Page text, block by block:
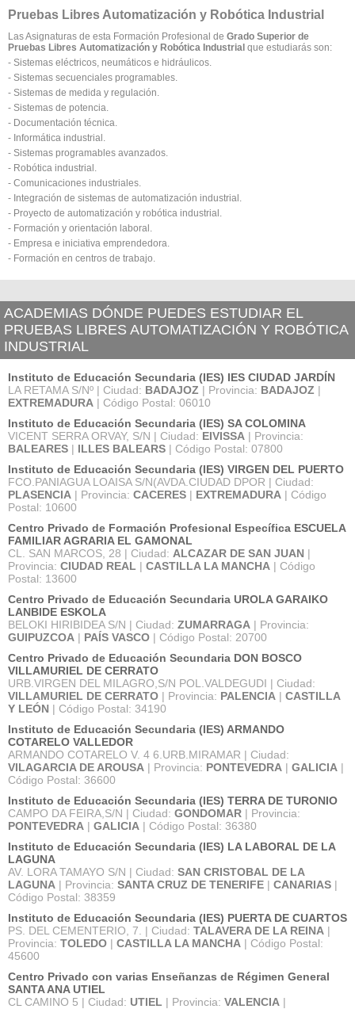
Pruebas Libres Automatización y Robótica Industrial
Las Asignaturas de esta Formación Profesional de Grado Superior de
Pruebas Libres Automatización y Robótica Industrial que estudiarás son:
- Sistemas eléctricos, neumáticos e hidráulicos.
- Sistemas secuenciales programables.
- Sistemas de medida y regulación.
- Sistemas de potencia.
- Documentación técnica.
- Informática industrial.
- Sistemas programables avanzados.
- Robótica industrial.
- Comunicaciones industriales.
- Integración de sistemas de automatización industrial.
- Proyecto de automatización y robótica industrial.
- Formación y orientación laboral.
- Empresa e iniciativa emprendedora.
- Formación en centros de trabajo.
ACADEMIAS DÓNDE PUEDES ESTUDIAR EL
PRUEBAS LIBRES AUTOMATIZACIÓN Y ROBÓTICA
INDUSTRIAL
Instituto de Educación Secundaria (IES) IES CIUDAD JARDÍN
LA RETAMA S/Nº | Ciudad: BADAJOZ | Provincia: BADAJOZ |
EXTREMADURA | Código Postal: 06010
Instituto de Educación Secundaria (IES) SA COLOMINA
VICENT SERRA ORVAY, S/N | Ciudad: EIVISSA | Provincia:
BALEARES | ILLES BALEARS | Código Postal: 07800
Instituto de Educación Secundaria (IES) VIRGEN DEL PUERTO
FCO.PANIAGUA LOAISA S/N(AVDA.CIUDAD DPOR | Ciudad:
PLASENCIA | Provincia: CACERES | EXTREMADURA | Código
Postal: 10600
Centro Privado de Formación Profesional Específica ESCUELA
FAMILIAR AGRARIA EL GAMONAL
CL. SAN MARCOS, 28 | Ciudad: ALCAZAR DE SAN JUAN |
Provincia: CIUDAD REAL | CASTILLA LA MANCHA | Código
Postal: 13600
Centro Privado de Educación Secundaria UROLA GARAIKO
LANBIDE ESKOLA
BELOKI HIRIBIDEA S/N | Ciudad: ZUMARRAGA | Provincia:
GUIPUZCOA | PAÍS VASCO | Código Postal: 20700
Centro Privado de Educación Secundaria DON BOSCO
VILLAMURIEL DE CERRATO
URB.VIRGEN DEL MILAGRO,S/N POL.VALDEGUDI | Ciudad:
VILLAMURIEL DE CERRATO | Provincia: PALENCIA | CASTILLA
Y LEÓN | Código Postal: 34190
Instituto de Educación Secundaria (IES) ARMANDO
COTARELO VALLEDOR
ARMANDO COTARELO V. 4 6.URB.MIRAMAR | Ciudad:
VILAGARCIA DE AROUSA | Provincia: PONTEVEDRA | GALICIA |
Código Postal: 36600
Instituto de Educación Secundaria (IES) TERRA DE TURONIO
CAMPO DA FEIRA,S/N | Ciudad: GONDOMAR | Provincia:
PONTEVEDRA | GALICIA | Código Postal: 36380
Instituto de Educación Secundaria (IES) LA LABORAL DE LA
LAGUNA
AV. LORA TAMAYO S/N | Ciudad: SAN CRISTOBAL DE LA
LAGUNA | Provincia: SANTA CRUZ DE TENERIFE | CANARIAS |
Código Postal: 38359
Instituto de Educación Secundaria (IES) PUERTA DE CUARTOS
PS. DEL CEMENTERIO, 7. | Ciudad: TALAVERA DE LA REINA |
Provincia: TOLEDO | CASTILLA LA MANCHA | Código Postal:
45600
Centro Privado con varias Enseñanzas de Régimen General
SANTA ANA UTIEL
CL CAMINO 5 | Ciudad: UTIEL | Provincia: VALENCIA |